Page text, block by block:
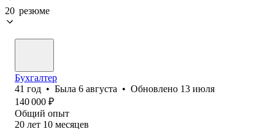
20 резюме
Бухгалтер
41 год • Была 6 августа • Обновлено 13 июля
140 000 ₽
Общий опыт
20 лет 10 месяцев